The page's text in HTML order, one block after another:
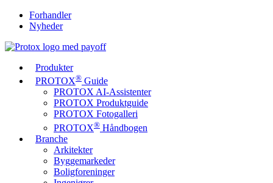
Forhandler
Nyheder
Produkter
PROTOX® Guide
PROTOX AI-Assistenter
PROTOX Produktguide
PROTOX Fotogalleri
PROTOX® Håndbogen
Branche
Arkitekter
Byggemarkeder
Boligforeninger